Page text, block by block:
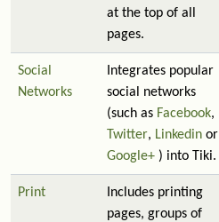
at the top of all
pages.
Social
Networks
Integrates popular
social networks
(such as Facebook,
Twitter, Linkedin or
Google+ ) into Tiki.
Print
Includes printing
pages, groups of